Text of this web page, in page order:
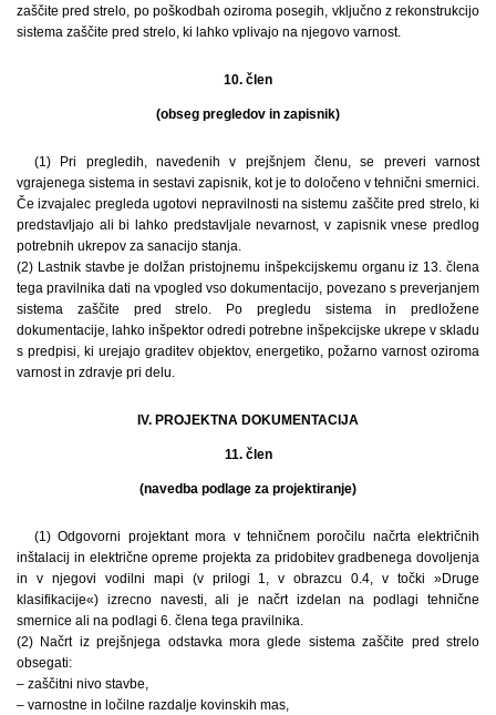
zaščite pred strelo, po poškodbah oziroma posegih, vključno z rekonstrukcijo
sistema zaščite pred strelo, ki lahko vplivajo na njegovo varnost.
10. člen
(obseg pregledov in zapisnik)
(1) Pri pregledih, navedenih v prejšnjem členu, se preveri varnost
vgrajenega sistema in sestavi zapisnik, kot je to določeno v tehnični smernici.
Če izvajalec pregleda ugotovi nepravilnosti na sistemu zaščite pred strelo, ki
predstavljajo ali bi lahko predstavljale nevarnost, v zapisnik vnese predlog
potrebnih ukrepov za sanacijo stanja.
(2) Lastnik stavbe je dolžan pristojnemu inšpekcijskemu organu iz 13. člena
tega pravilnika dati na vpogled vso dokumentacijo, povezano s preverjanjem
sistema zaščite pred strelo. Po pregledu sistema in predložene
dokumentacije, lahko inšpektor odredi potrebne inšpekcijske ukrepe v skladu
s predpisi, ki urejajo graditev objektov, energetiko, požarno varnost oziroma
varnost in zdravje pri delu.
IV. PROJEKTNA DOKUMENTACIJA
11. člen
(navedba podlage za projektiranje)
(1) Odgovorni projektant mora v tehničnem poročilu načrta električnih
inštalacij in električne opreme projekta za pridobitev gradbenega dovoljenja
in v njegovi vodilni mapi (v prilogi 1, v obrazcu 0.4, v točki »Druge
klasifikacije«) izrecno navesti, ali je načrt izdelan na podlagi tehnične
smernice ali na podlagi 6. člena tega pravilnika.
(2) Načrt iz prejšnjega odstavka mora glede sistema zaščite pred strelo
obsegati:
– zaščitni nivo stavbe,
– varnostne in ločilne razdalje kovinskih mas,